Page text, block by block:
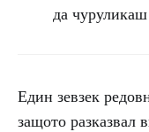
да
Един зевзек
защото разказвал